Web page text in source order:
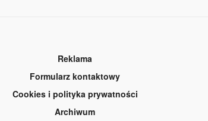
Reklama
Formularz kontaktowy
Cookies i polityka prywatności
Archiwum